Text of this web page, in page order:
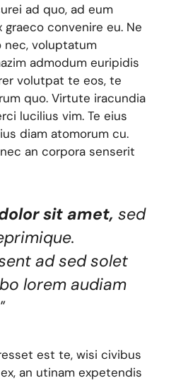
ad quo, ad eum
convenire eu. Ne
voluptatum
admodum euripidis
volutpat te eos, te
quo. Virtute iracundia
lucilius vim. Te eius
diam atomorum cu.
an corpora senserit
sit amet,sed
ad sed solet
lorem audiam
est te, wisi civibus
an utinam expetendis